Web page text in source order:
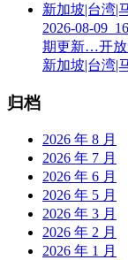
2026-08-
期更新…开放
新加坡|台湾|
归档
2026 年 8 月
2026 年 7 月
2026 年 6 月
2026 年 5 月
2026 年 3 月
2026 年 2 月
2026 年 1 月